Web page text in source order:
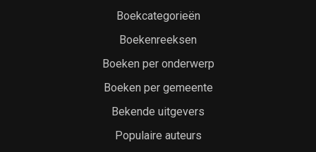
Boekcategorieën
Boekenreeksen
Boeken per onderwerp
Boeken per gemeente
Bekende uitgevers
Populaire auteurs